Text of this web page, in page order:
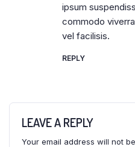
ipsum
commodo
vel facilisis.
REPLY
LEAVE A REPLY
Your email address will not